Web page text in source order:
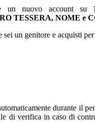
nuovo account su
TESSERA, NOME e
sei un genitore e acquisti
durante il
di verifica in caso di